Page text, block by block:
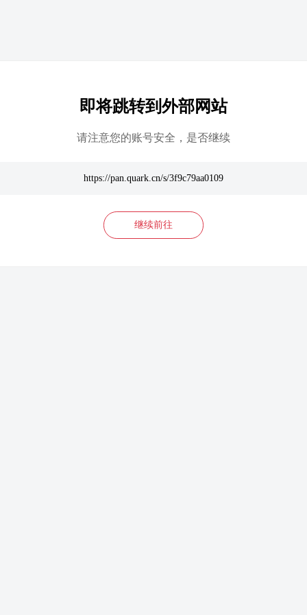
即将跳转到外部网站
请注意您的账号安全，是否继续
https://pan.quark.cn/s/3f9c79aa0109
继续前往